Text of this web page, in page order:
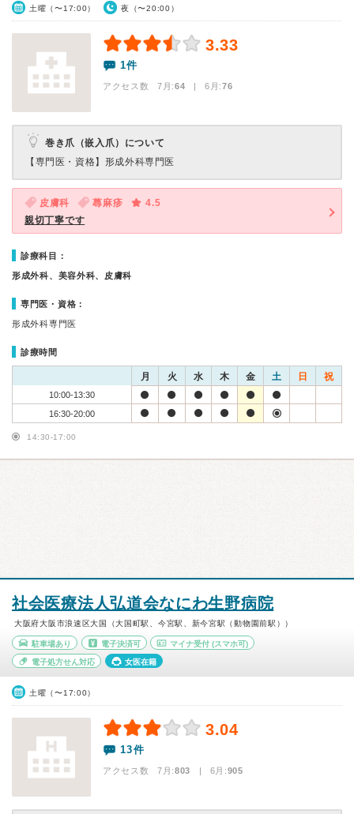
土曜（〜17:00） 夜（〜20:00）
3.33
1件
アクセス数 7月:64 | 6月:76
巻き爪（嵌入爪）について
【専門医・資格】 形成外科専門医
皮膚科 蕁麻疹
4.5
親切丁寧です
診療科目：
形成外科、美容外科、皮膚科
専門医・資格：
形成外科専門医
診療時間
月 火 水 木 金 土 日 祝
10:00-13:30
16:30-20:00
14:30-17:00
社会医療法人弘道会なにわ生野病院
大阪府大阪市浪速区大国（大国町駅、今宮駅、新今宮駅（動物園前駅））
駐車場あり 電子決済可 マイナ受付 (スマホ可)
電子処方せん対応 女医在籍
土曜（〜17:00）
3.04
13件
アクセス数 7月:803 | 6月:905